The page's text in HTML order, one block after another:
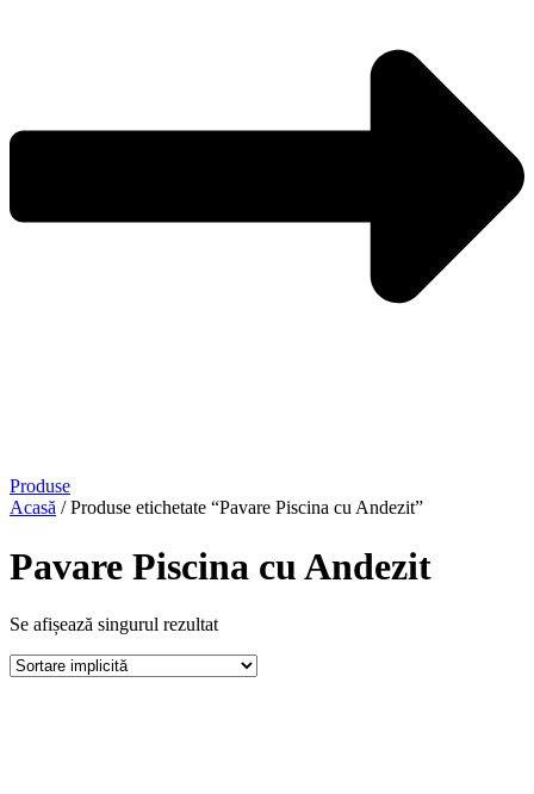
Produse
Acasă / Produse etichetate “Pavare Piscina cu Andezit”
Pavare Piscina cu Andezit
Se afișează singurul rezultat